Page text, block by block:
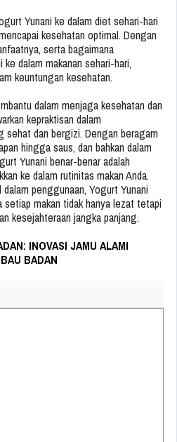
Yunani ke dalam diet sehari-hari
kesehatan optimal. Dengan
serta bagaimana
dalam makanan sehari-hari,
keuntungan kesehatan.
dalam menjaga kesehatan dan
kepraktisan dalam
sehat dan bergizi. Dengan beragam
hingga saus, dan bahkan dalam
Yunani benar-benar adalah
ke dalam rutinitas makan Anda.
penggunaan, Yogurt Yunani
setiap makan tidak hanya lezat tetapi
kesejahteraan jangka panjang.
INOVASI JAMU ALAMI
BADAN